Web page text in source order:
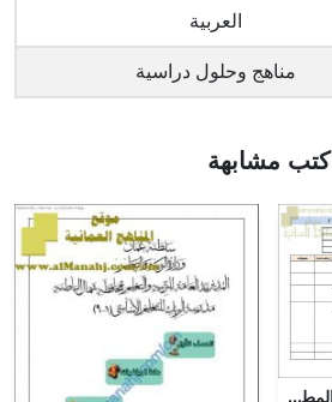
العربية
مناهج وحلول دراسية
كتب مشابهة
مقرر الدروس المحذوفة والمطلوبة حسب وثيقة المحتوى التدريسي في ظل جائحة الكورونا (لغة عربية) الرابع